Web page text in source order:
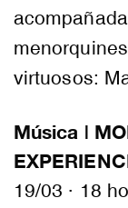
virtuosos:
Música |
19/03 · 18